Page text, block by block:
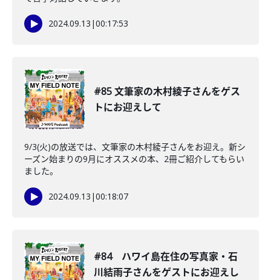
2024.09.13 |00:17:53
#85 文筆家の木村綾子さんをゲス
トにお迎えして
9/3(火)の放送では、文筆家の木村綾子さんをお迎え。新シ
ーズン始まりの9月にオススメの本、2冊ご紹介してもらい
ました。
2024.09.13 |00:18:07
#84 ハワイ島在住の写真家・石
川結雨子さんをゲストにお迎えし